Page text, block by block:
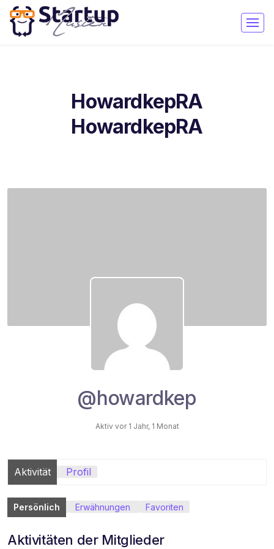
HowardkepRA
HowardkepRA
@howardkep
Aktiv vor 1 Jahr, 1 Monat
Aktivität Profil
Persönlich Erwähnungen Favoriten
Aktivitäten der Mitglieder